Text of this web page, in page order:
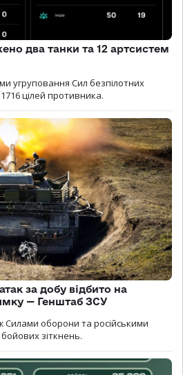
два танки та 12 артсистем
угруповання Сил безпілотних
цілей противника.
за добу відбито на
— Генштаб ЗСУ
Силами оборони та російськими
зіткнень.